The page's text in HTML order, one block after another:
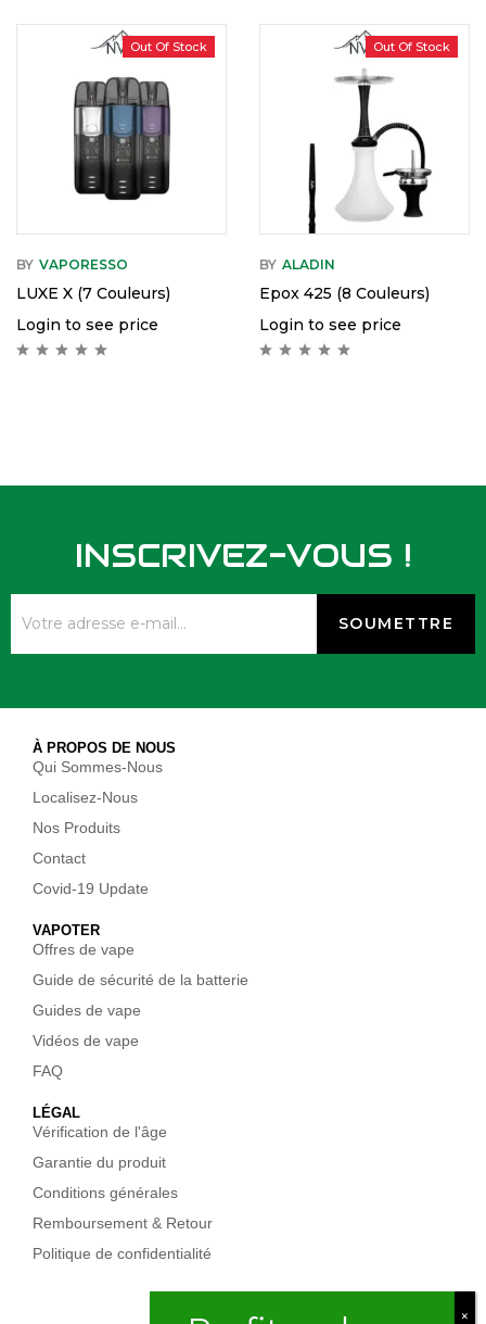
Hot
Out Of Stock
BY VAPORESSO
LUXE X (7 Couleurs)
Login to see price
Out Of Stock
BY ALADIN
Epox 425 (8 Couleurs)
Login to see price
INSCRIVEZ-VOUS !
À PROPOS DE NOUS
Qui Sommes-Nous
Localisez-Nous
Nos Produits
Contact
Covid-19 Update
VAPOTER
Offres de vape
Guide de sécurité de la batterie
Guides de vape
Vidéos de vape
FAQ
LÉGAL
Vérification de l'âge
Garantie du produit
Conditions générales
Remboursement & Retour
Politique de confidentialité